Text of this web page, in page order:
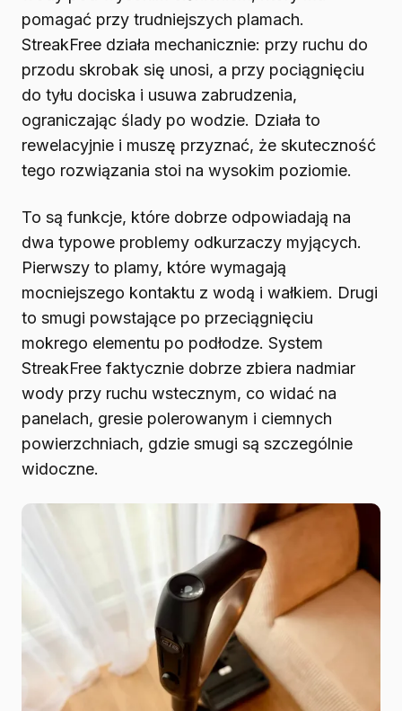
pomagać przy trudniejszych plamach.
StreakFree działa mechanicznie: przy ruchu do
przodu skrobak się unosi, a przy pociągnięciu
do tyłu dociska i usuwa zabrudzenia,
ograniczając ślady po wodzie. Działa to
rewelacyjnie i muszę przyznać, że skuteczność
tego rozwiązania stoi na wysokim poziomie.
To są funkcje, które dobrze odpowiadają na
dwa typowe problemy odkurzaczy myjących.
Pierwszy to plamy, które wymagają
mocniejszego kontaktu z wodą i wałkiem. Drugi
to smugi powstające po przeciągnięciu
mokrego elementu po podłodze. System
StreakFree faktycznie dobrze zbiera nadmiar
wody przy ruchu wstecznym, co widać na
panelach, gresie polerowanym i ciemnych
powierzchniach, gdzie smugi są szczególnie
widoczne.